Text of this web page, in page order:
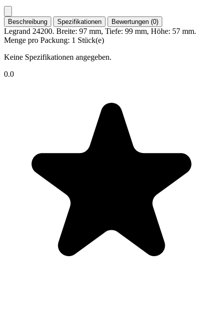
Beschreibung Spezifikationen Bewertungen (0)
Legrand 24200. Breite: 97 mm, Tiefe: 99 mm, Höhe: 57 mm.
Menge pro Packung: 1 Stück(e)
Keine Spezifikationen angegeben.
0.0